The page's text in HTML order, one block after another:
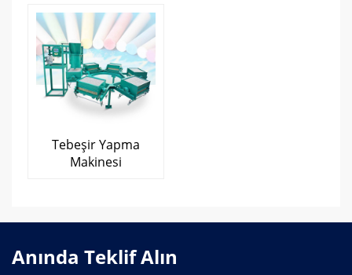
Tebeşir Yapma
Makinesi
Anında Teklif Alın